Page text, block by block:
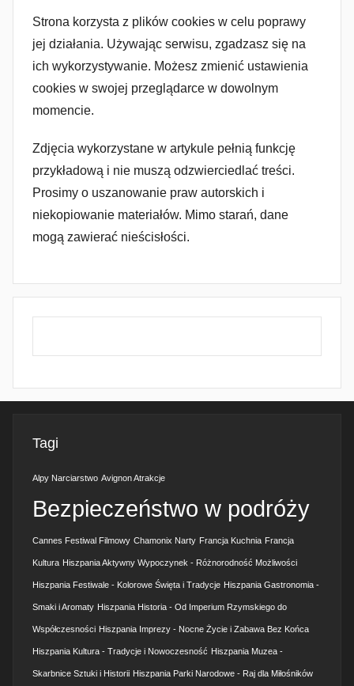
Strona korzysta z plików cookies w celu poprawy
jej działania. Używając serwisu, zgadzasz się na
ich wykorzystywanie. Możesz zmienić ustawienia
cookies w swojej przeglądarce w dowolnym
momencie.
Zdjęcia wykorzystane w artykule pełnią funkcję
przykładową i nie muszą odzwierciedlać treści.
Prosimy o uszanowanie praw autorskich i
niekopiowanie materiałów. Mimo starań, dane
mogą zawierać nieścisłości.
Tagi
Alpy Narciarstwo Avignon Atrakcje
Bezpieczeństwo w podróży
Cannes Festiwal Filmowy Chamonix Narty Francja Kuchnia Francja
Kultura Hiszpania Aktywny Wypoczynek - Różnorodność Możliwości
Hiszpania Festiwale - Kolorowe Święta i Tradycje Hiszpania Gastronomia -
Smaki i Aromaty Hiszpania Historia - Od Imperium Rzymskiego do
Współczesności Hiszpania Imprezy - Nocne Życie i Zabawa Bez Końca
Hiszpania Kultura - Tradycje i Nowoczesność Hiszpania Muzea -
Skarbnice Sztuki i Historii Hiszpania Parki Narodowe - Raj dla Miłośników